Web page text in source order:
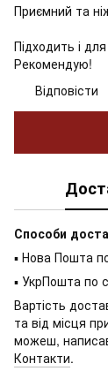
Приємний та
Підходить і
Рекомендую!
Відповісти
Способи
▪ Нова Пошта по
▪ УкрПошта по
Вартість
та від місця
можеш,
Контакти.